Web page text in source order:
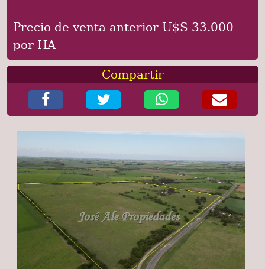
Precio de venta anterior U$S 33.000
por HA
Compartir